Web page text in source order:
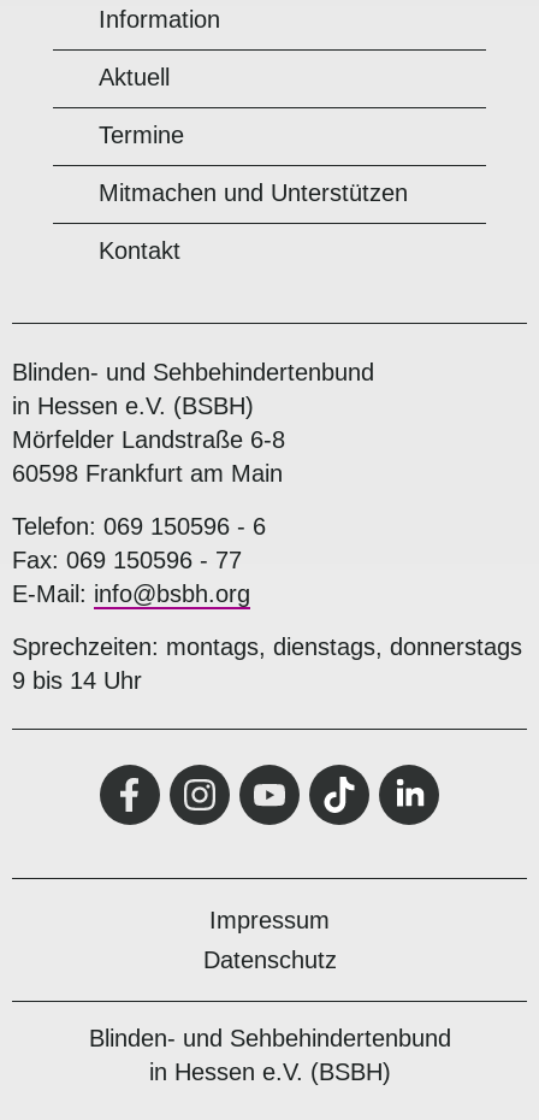
Information
Aktuell
Termine
Mitmachen und Unterstützen
Kontakt
Blinden- und Sehbehindertenbund
in Hessen e.V. (BSBH)
Mörfelder Landstraße 6-8
60598 Frankfurt am Main
Telefon: 069 150596 - 6
Fax: 069 150596 - 77
E-Mail: info@bsbh.org
Sprechzeiten: montags, dienstags, donnerstags
9 bis 14 Uhr
Impressum
Datenschutz
Blinden- und Sehbehindertenbund
in Hessen e.V. (BSBH)